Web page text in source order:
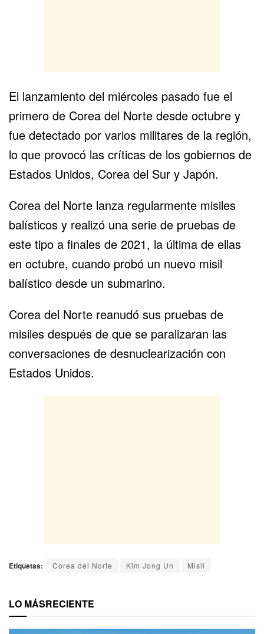
El lanzamiento del miércoles pasado fue el
primero de Corea del Norte desde octubre y
fue detectado por varios militares de la región,
lo que provocó las críticas de los gobiernos de
Estados Unidos, Corea del Sur y Japón.
Corea del Norte lanza regularmente misiles
balísticos y realizó una serie de pruebas de
este tipo a finales de 2021, la última de ellas
en octubre, cuando probó un nuevo misil
balístico desde un submarino.
Corea del Norte reanudó sus pruebas de
misiles después de que se paralizaran las
conversaciones de desnuclearización con
Estados Unidos.
Etiquetas: Corea del Norte Kim Jong Un Misil
LO MÁSRECIENTE